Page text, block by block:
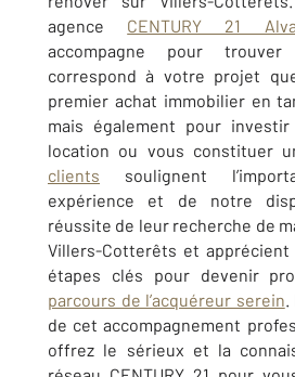
agence CENTURY 21
accompagne pour
correspond à votre projet
premier achat immobilier en
mais également pour
location ou vous constituer
clients soulignent
expérience et de notre
réussite de leur recherche de
Villers-Cotterêts et
étapes clés pour devenir
parcours de l’acquéreur serein
de cet accompagnement
offrez le sérieux et la